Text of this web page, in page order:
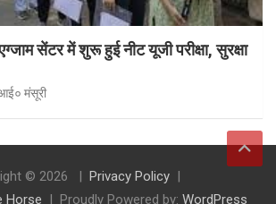
सेंटर में शुरू हुई नीट यूजी परीक्षा, सुरक्षा
मंसूरी
© 2026
Privacy Policy
Horse Proudly Powered by: WordPress